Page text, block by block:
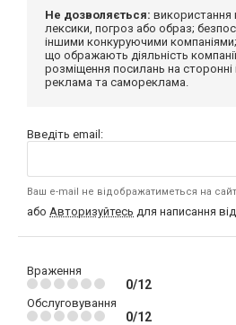
Не дозволяється: використання
лексики, погроз або образ;
іншими конкуруючими компаніями;
що ображають діяльність компанії
розміщення посилань на сторонні
реклама та самореклама.
Введіть email:
Ваш e-mail не відображатиметься на
або Авторизуйтесь для написання
Враження
0/12
Обслуговування
0/12